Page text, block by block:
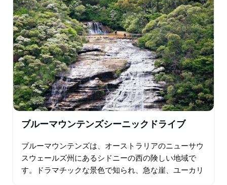
ブルーマウンテンズシーニックドライブ
ブルーマウンテンズは、オーストラリアのニューサウ
スウェールズ州にあるシドニーの西の険しい地域で
す。ドラマチックな景色で知られ、急な崖、ユーカリ